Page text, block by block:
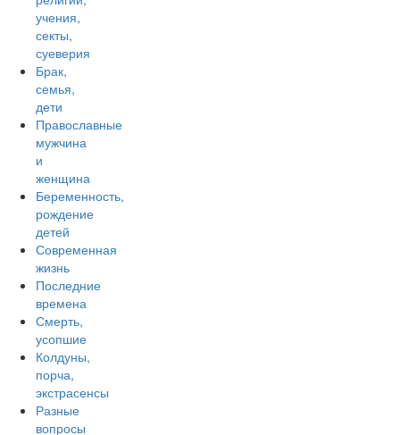
учения,
секты,
суеверия
Брак,
семья,
дети
Православные
мужчина
и
женщина
Беременность,
рождение
детей
Современная
жизнь
Последние
времена
Смерть,
усопшие
Колдуны,
порча,
экстрасенсы
Разные
вопросы